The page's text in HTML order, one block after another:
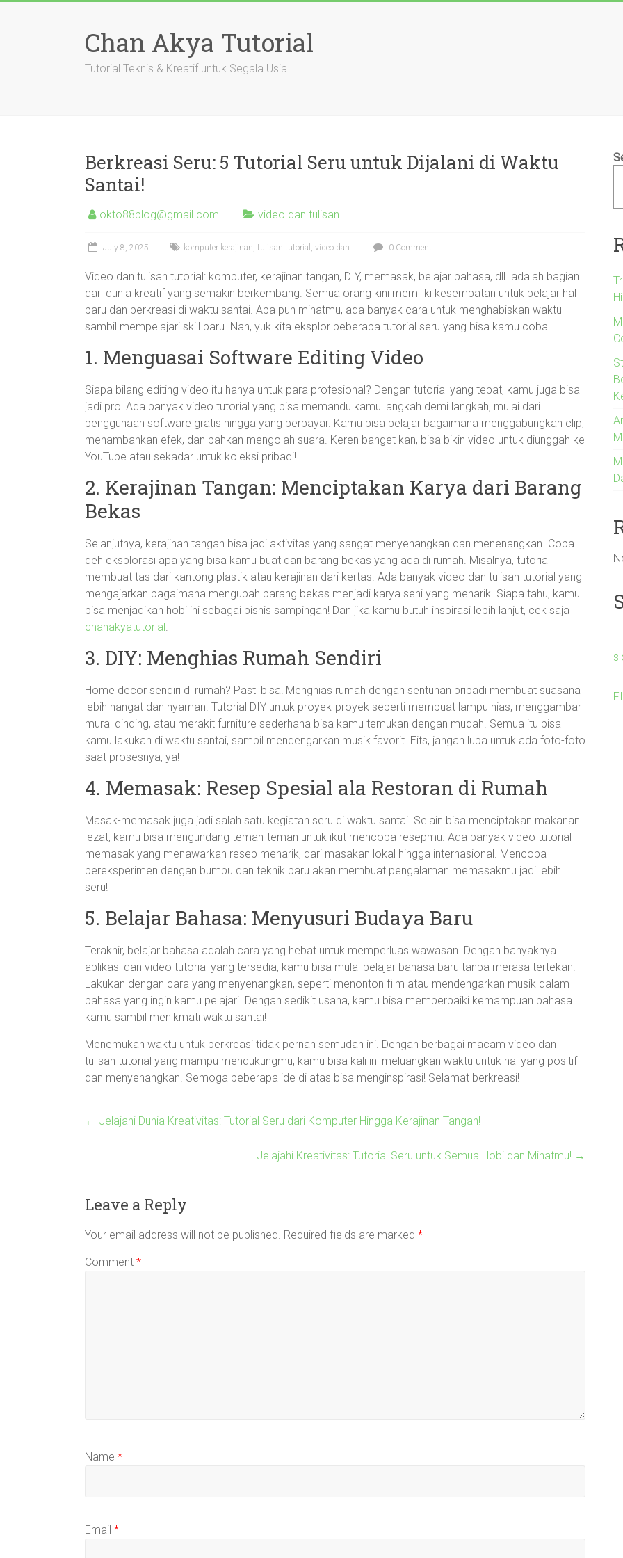
Chan Akya Tutorial
Tutorial Teknis & Kreatif untuk Segala Usia
Berkreasi Seru: 5 Tutorial Seru untuk Dijalani di Waktu
Santai!
okto88blog@gmail.com video dan tulisan
July 8, 2025 komputer kerajinan, tulisan tutorial , video dan 0 Comment
Video dan tulisan tutorial: komputer, kerajinan tangan, DIY, memasak, belajar bahasa, dll. adalah bagian
dari dunia kreatif yang semakin berkembang. Semua orang kini memiliki kesempatan untuk belajar hal
baru dan berkreasi di waktu santai. Apa pun minatmu, ada banyak cara untuk menghabiskan waktu
sambil mempelajari skill baru. Nah, yuk kita eksplor beberapa tutorial seru yang bisa kamu coba!
1. Menguasai Software Editing Video
Siapa bilang editing video itu hanya untuk para profesional? Dengan tutorial yang tepat, kamu juga bisa
jadi pro! Ada banyak video tutorial yang bisa memandu kamu langkah demi langkah, mulai dari
penggunaan software gratis hingga yang berbayar. Kamu bisa belajar bagaimana menggabungkan clip,
menambahkan efek, dan bahkan mengolah suara. Keren banget kan, bisa bikin video untuk diunggah ke
YouTube atau sekadar untuk koleksi pribadi!
2. Kerajinan Tangan: Menciptakan Karya dari Barang
Bekas
Selanjutnya, kerajinan tangan bisa jadi aktivitas yang sangat menyenangkan dan menenangkan. Coba
deh eksplorasi apa yang bisa kamu buat dari barang bekas yang ada di rumah. Misalnya, tutorial
membuat tas dari kantong plastik atau kerajinan dari kertas. Ada banyak video dan tulisan tutorial yang
mengajarkan bagaimana mengubah barang bekas menjadi karya seni yang menarik. Siapa tahu, kamu
bisa menjadikan hobi ini sebagai bisnis sampingan! Dan jika kamu butuh inspirasi lebih lanjut, cek saja
chanakyatutorial.
3. DIY: Menghias Rumah Sendiri
Home decor sendiri di rumah? Pasti bisa! Menghias rumah dengan sentuhan pribadi membuat suasana
lebih hangat dan nyaman. Tutorial DIY untuk proyek-proyek seperti membuat lampu hias, menggambar
mural dinding, atau merakit furniture sederhana bisa kamu temukan dengan mudah. Semua itu bisa
kamu lakukan di waktu santai, sambil mendengarkan musik favorit. Eits, jangan lupa untuk ada foto-foto
saat prosesnya, ya!
4. Memasak: Resep Spesial ala Restoran di Rumah
Masak-memasak juga jadi salah satu kegiatan seru di waktu santai. Selain bisa menciptakan makanan
lezat, kamu bisa mengundang teman-teman untuk ikut mencoba resepmu. Ada banyak video tutorial
memasak yang menawarkan resep menarik, dari masakan lokal hingga internasional. Mencoba
bereksperimen dengan bumbu dan teknik baru akan membuat pengalaman memasakmu jadi lebih
seru!
5. Belajar Bahasa: Menyusuri Budaya Baru
Terakhir, belajar bahasa adalah cara yang hebat untuk memperluas wawasan. Dengan banyaknya
aplikasi dan video tutorial yang tersedia, kamu bisa mulai belajar bahasa baru tanpa merasa tertekan.
Lakukan dengan cara yang menyenangkan, seperti menonton film atau mendengarkan musik dalam
bahasa yang ingin kamu pelajari. Dengan sedikit usaha, kamu bisa memperbaiki kemampuan bahasa
kamu sambil menikmati waktu santai!
Menemukan waktu untuk berkreasi tidak pernah semudah ini. Dengan berbagai macam video dan
tulisan tutorial yang mampu mendukungmu, kamu bisa kali ini meluangkan waktu untuk hal yang positif
dan menyenangkan. Semoga beberapa ide di atas bisa menginspirasi! Selamat berkreasi!
← Jelajahi Dunia Kreativitas: Tutorial Seru dari Komputer Hingga Kerajinan Tangan!
Jelajahi Kreativitas: Tutorial Seru untuk Semua Hobi dan Minatmu! →
Leave a Reply
Your email address will not be published. Required fields are marked *
Comment *
Name *
Email *